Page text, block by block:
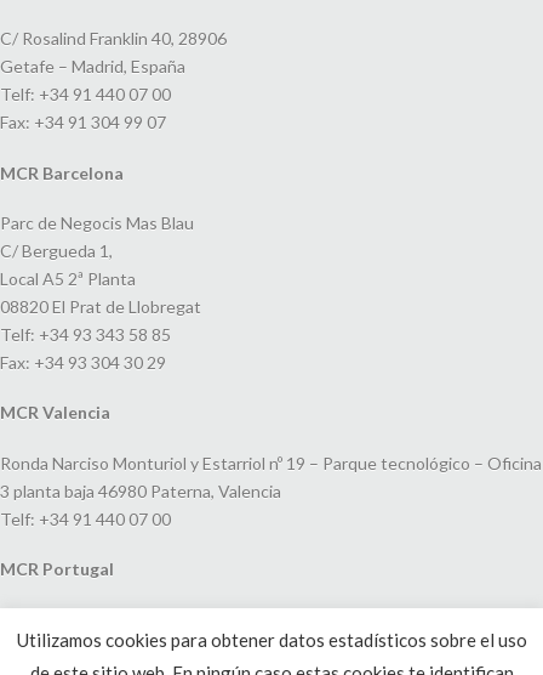
C/ Rosalind Franklin 40, 28906
Getafe – Madrid, España
Telf: +34 91 440 07 00
Fax: +34 91 304 99 07
MCR Barcelona
Parc de Negocis Mas Blau
C/ Bergueda 1,
Local A5 2ª Planta
08820 El Prat de Llobregat
Telf: +34 93 343 58 85
Fax: +34 93 304 30 29
MCR Valencia
Ronda Narciso Monturiol y Estarriol nº 19 – Parque tecnológico – Oficina
3 planta baja 46980 Paterna, Valencia
Telf: +34 91 440 07 00
MCR Portugal
João V, 24
Utilizamos cookies para obtener datos estadísticos sobre el uso